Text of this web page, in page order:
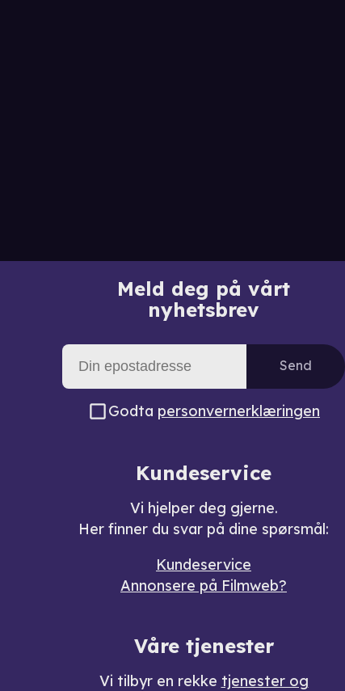
Meld deg på vårt
nyhetsbrev
Send
Godta personvernerklæringen
Kundeservice
Vi hjelper deg gjerne.
Her finner du svar på dine spørsmål:
Kundeservice
Annonsere på Filmweb?
Våre tjenester
Vi tilbyr en rekke tjenester og